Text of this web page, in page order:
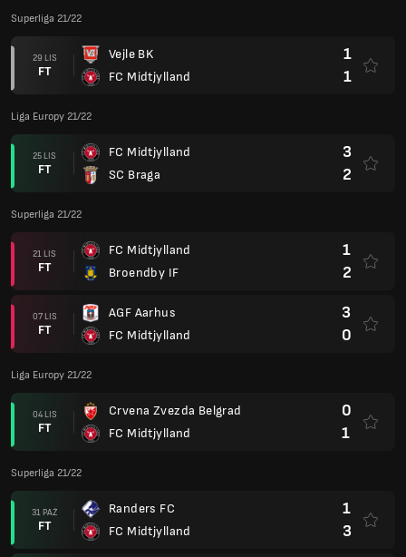
Superliga 21/22
29 LIS
FT
Vejle BK
FC Midtjylland
1
1
Liga Europy 21/22
25 LIS
FT
FC Midtjylland
SC Braga
3
2
Superliga 21/22
21 LIS
FT
FC Midtjylland
Broendby IF
1
2
07 LIS
FT
AGF Aarhus
FC Midtjylland
3
0
Liga Europy 21/22
04 LIS
FT
Crvena Zvezda Belgrad
FC Midtjylland
0
1
Superliga 21/22
31 PAŹ
FT
Randers FC
FC Midtjylland
1
3